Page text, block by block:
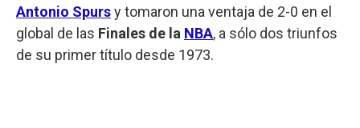
Antonio Spursy tomaron una ventaja de 2-0 en el
global de las Finales de la NBA, a sólo dos triunfos
de su primer título desde 1973.